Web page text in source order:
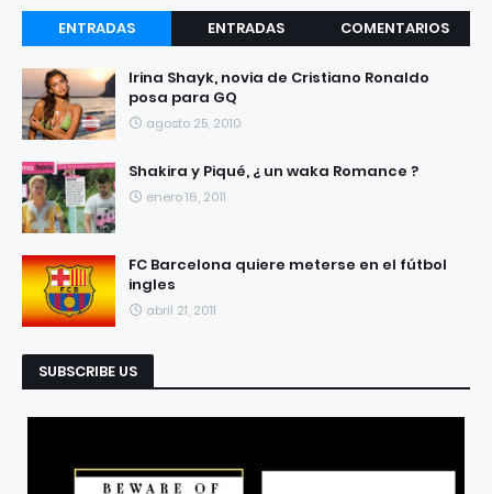
ENTRADAS
RECIENTES
ENTRADAS
COMENTARIOS
Irina Shayk, novia de Cristiano Ronaldo
posa para GQ
agosto 25, 2010
Shakira y Piqué, ¿ un waka Romance ?
enero 16, 2011
FC Barcelona quiere meterse en el fútbol
ingles
abril 21, 2011
SUBSCRIBE US